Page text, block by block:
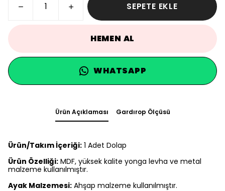
SEPETE EKLE
HEMEN AL
WHATSAPP
Ürün Açıklaması Gardırop Ölçüsü
Ürün/Takım İçeriği: 1 Adet Dolap
Ürün Özelliği: MDF, yüksek kalite yonga levha ve metal
malzeme kullanılmıştır.
Ayak Malzemesi: Ahşap malzeme kullanılmıştır.